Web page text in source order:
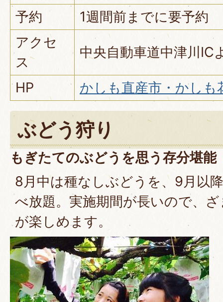
予約
1週間前までに要予約
アクセ
ス
中央自動車道中津川IC
HP かしも直産市・かしも
ぶどう狩り
もぎたてのぶどうを思う存分堪能
8月中は種なしぶどうを、9月以
べ放題。実施期間が長いので、
が楽しめます。